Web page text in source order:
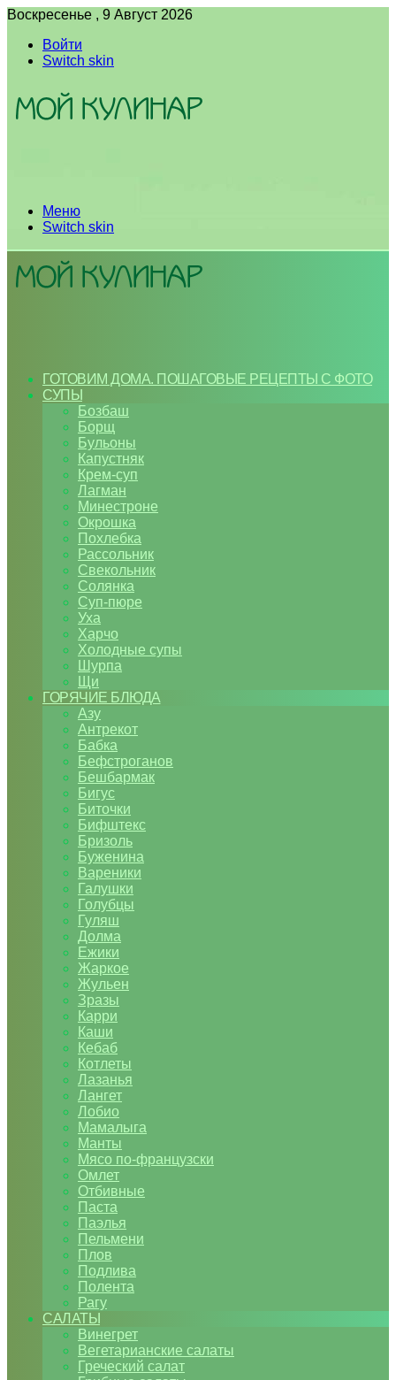
Воскресенье , 9 Август 2026
Войти
Switch skin
Меню
Switch skin
ГОТОВИМ ДОМА. ПОШАГОВЫЕ РЕЦЕПТЫ С ФОТО
СУПЫ
Бозбаш
Борщ
Бульоны
Капустняк
Крем-суп
Лагман
Минестроне
Окрошка
Похлебка
Рассольник
Свекольник
Солянка
Суп-пюре
Уха
Харчо
Холодные супы
Шурпа
Щи
ГОРЯЧИЕ БЛЮДА
Азу
Антрекот
Бабка
Бефстроганов
Бешбармак
Бигус
Биточки
Бифштекс
Бризоль
Буженина
Вареники
Галушки
Голубцы
Гуляш
Долма
Ежики
Жаркое
Жульен
Зразы
Карри
Каши
Кебаб
Котлеты
Лазанья
Лангет
Лобио
Мамалыга
Манты
Мясо по-французски
Омлет
Отбивные
Паста
Паэлья
Пельмени
Плов
Подлива
Полента
Рагу
САЛАТЫ
Винегрет
Вегетарианские салаты
Греческий салат